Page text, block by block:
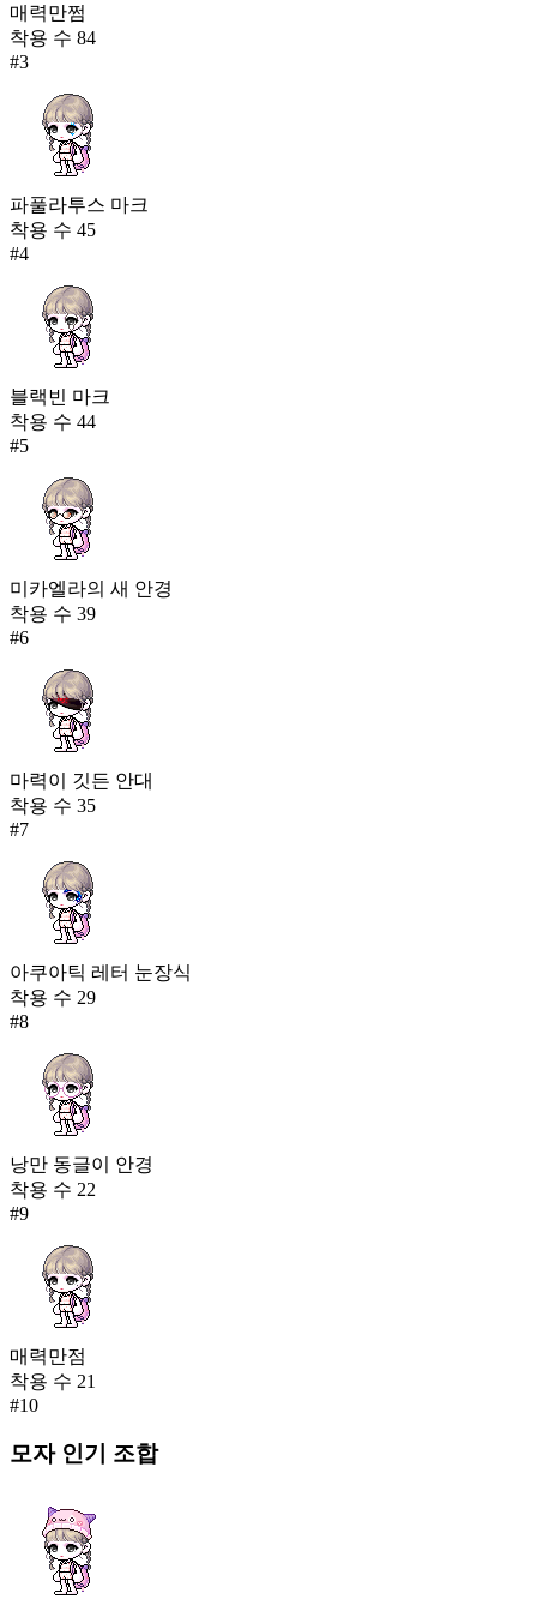
매력만쩜
착용 수 84
#3
파풀라투스 마크
착용 수 45
#4
블랙빈 마크
착용 수 44
#5
미카엘라의 새 안경
착용 수 39
#6
마력이 깃든 안대
착용 수 35
#7
아쿠아틱 레터 눈장식
착용 수 29
#8
낭만 동글이 안경
착용 수 22
#9
매력만점
착용 수 21
#10
모자인기 조합